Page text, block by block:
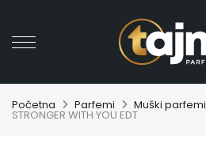
Početna Parfemi Muški parfemi
STRONGER WITH YOU EDT